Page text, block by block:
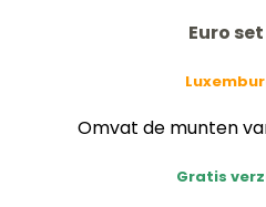
Euro set
Omvat de munten
Gratis